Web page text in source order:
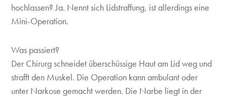
hochlassen? Ja. Nennt sich Lidstraffung, ist allerdings eine
Mini-Operation.
Was passiert?
Der Chirurg schneidet überschüssige Haut am Lid weg und
strafft den Muskel. Die Operation kann ambulant oder
unter Narkose gemacht werden. Die Narbe liegt in der